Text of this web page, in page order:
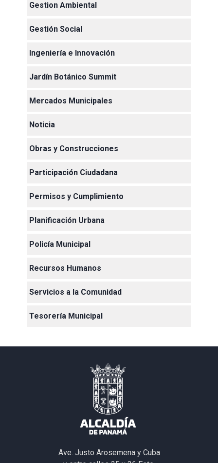
Gestion Ambiental
Gestión Social
Ingeniería e Innovación
Jardín Botánico Summit
Mercados Municipales
Noticia
Obras y Construcciones
Participación Ciudadana
Permisos y Cumplimiento
Planificación Urbana
Policía Municipal
Recursos Humanos
Servicios a la Comunidad
Tesorería Municipal
Ave. Justo Arosemena y Cuba